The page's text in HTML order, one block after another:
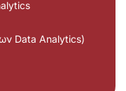
Data Analytics)